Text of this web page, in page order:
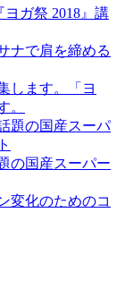
ヨガ祭 2018』講
ナで肩を締める
「ヨ
。
の国産スーパー
変化のためのコ